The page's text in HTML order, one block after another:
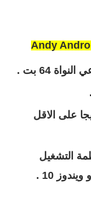
Andy
التشغيل